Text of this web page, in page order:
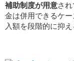
補助制度が用意さ
金は併用できるケ
入額を段階的に抑え